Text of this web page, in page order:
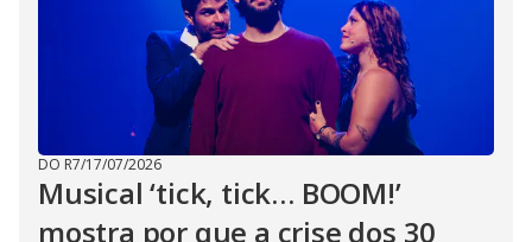
DO R7/17/07/2026
Musical ‘tick, tick… BOOM!’
mostra por que a crise dos 30